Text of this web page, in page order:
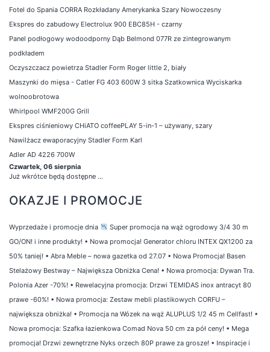
Fotel do Spania CORRA Rozkładany Amerykanka Szary Nowoczesny
Ekspres do zabudowy Electrolux 900 EBC85H - czarny
Panel podłogowy wodoodporny Dąb Belmond 077R ze zintegrowanym
podkładem
Oczyszczacz powietrza Stadler Form Roger little 2, biały
Maszynki do mięsa - Catler FG 403 600W 3 sitka Szatkownica Wyciskarka
wolnoobrotowa
Whirlpool WMF200G Grill
Ekspres ciśnieniowy CHiATO coffeePLAY 5-in-1 – używany, szary
Nawilżacz ewaporacyjny Stadler Form Karl
Adler AD 4226 700W
Czwartek, 06 sierpnia
Już wkrótce będą dostępne ...
OKAZJE I PROMOCJE
Wyprzedaże i promocje dnia
Super promocja na wąż ogrodowy 3/4 30 m
GO/ON! i inne produkty! • Nowa promocja! Generator chloru INTEX QX1200 za
50% taniej! • Abra Meble – nowa gazetka od 27.07 • Nowa Promocja! Basen
Stelażowy Bestway – Największa Obniżka Cena! • Nowa promocja: Dywan Tra.
Polonia Azer -70%! • Rewelacyjna promocja: Drzwi TEMIDAS inox antracyt 80
prawe -60%! • Nowa promocja: Zestaw mebli plastikowych CORFU –
największa obniżka! • Promocja na Wózek na wąż ALUPLUS 1/2 45 m Cellfast! •
Nowa promocja: Szafka łazienkowa Comad Nova 50 cm za pół ceny! • Mega
promocja! Drzwi zewnętrzne Nyks orzech 80P prawe za grosze! • Inspiracje i